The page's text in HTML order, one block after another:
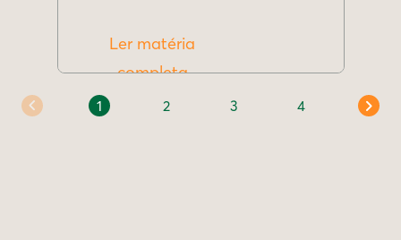
Ler matéria
completa
1 2 3 4